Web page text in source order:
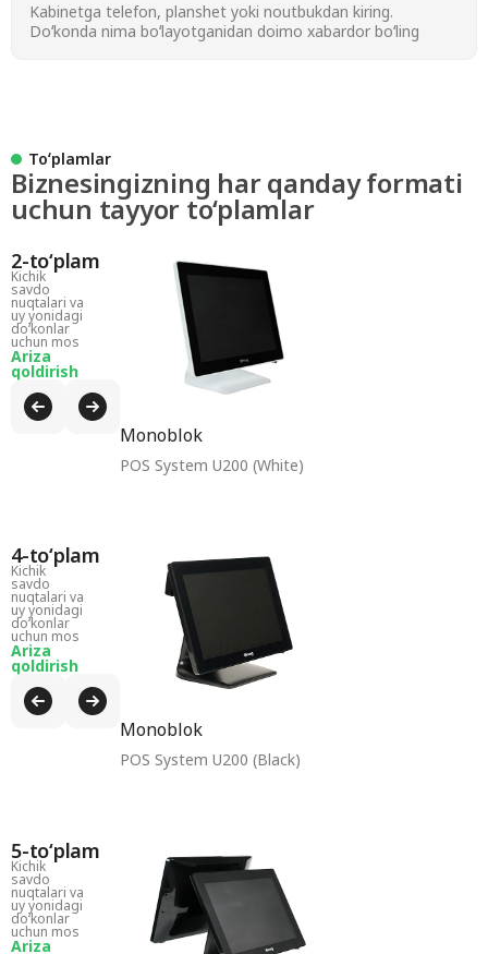
Kabinetga telefon, planshet yoki noutbukdan kiring.
Doʻkonda nima boʻlayotganidan doimo xabardor boʻling
Toʻplamlar
Biznesingizning har qanday formati
uchun tayyor to‘plamlar
2-toʻplam
Kichik
savdo
nuqtalari va
uy yonidagi
doʻkonlar
uchun mos
Ariza
qoldirish
Monoblok
POS System U200 (White)
4-toʻplam
Kichik
savdo
nuqtalari va
uy yonidagi
doʻkonlar
uchun mos
Ariza
qoldirish
Monoblok
POS System U200 (Black)
5-toʻplam
Kichik
savdo
nuqtalari va
uy yonidagi
doʻkonlar
uchun mos
Ariza